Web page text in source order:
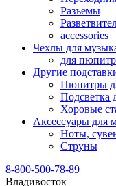
Разъемы
accessories
Чехлы для
для
Другие
Пюпитры
Подсветка
Хоровые
Аксессуары для
Ноты,
Струны
8-800-500-78-89
Владивосток